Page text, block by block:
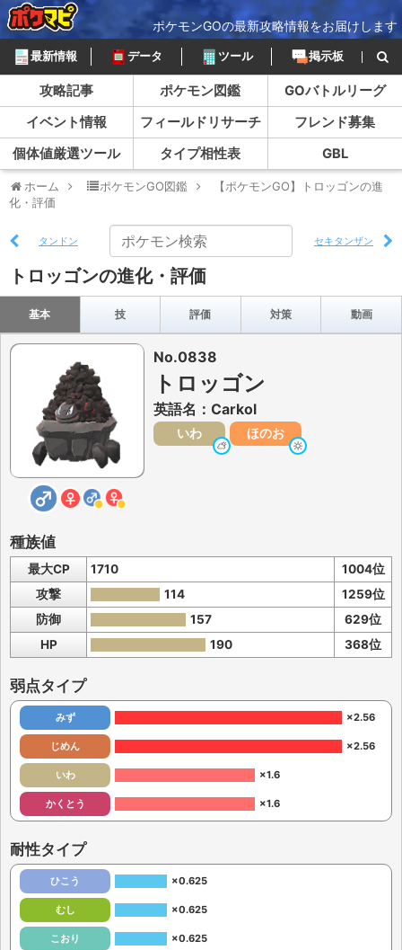
ポケモンGOの最新攻略情報をお届けします
最新情報 データ ツール 掲示板
攻略記事 ポケモン図鑑
GOバトルリーグ
イベント情報
フィールドリサーチ
フレンド募集
個体値厳選ツール
タイプ相性表 GBL
ホーム ポケモンGO図鑑
【ポケモンGO】トロッゴンの進
化・評価
タンドン セキタンザン
トロッゴンの進化・評価
基本 技 評価 対策 動画
No.0838
トロッゴン
英語名：Carkol
いわ ほのお
種族値
最大CP 1710
1004位
攻撃
114
1259位
防御
157
629位
HP
190 368位
弱点タイプ
みず ×2.56
じめん ×2.56
いわ ×1.6
かくとう ×1.6
耐性タイプ
ひこう ×0.625
むし ×0.625
こおり ×0.625